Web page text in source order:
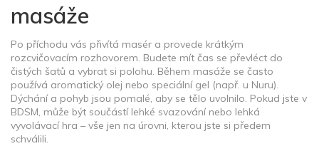
masáže
Po příchodu vás přivítá masér a provede krátkým
rozcvičovacím rozhovorem. Budete mít čas se převléct do
čistých šatů a vybrat si polohu. Během masáže se často
používá aromatický olej nebo speciální gel (např. u Nuru).
Dýchání a pohyb jsou pomalé, aby se tělo uvolnilo. Pokud jste v
BDSM, může být součástí lehké svazování nebo lehká
vyvolávací hra – vše jen na úrovni, kterou jste si předem
schválili.